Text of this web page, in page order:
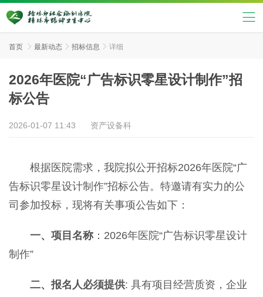
首页  最新动态  招标信息  详细
2026年医院“广告标识零星设计制作”招
标公告
2026-01-07 11:43 资产设备科
根据医院需求，我院拟公开招标2026年医院“广
告标识零星设计制作”招标公告。特邀请有实力的公
司参加投标，现将有关事项公告如下：
一、项目名称 ：2026年医院“广告标识零星设计
制作”
二、报名人必须提供: 具有项目经营质资，企业